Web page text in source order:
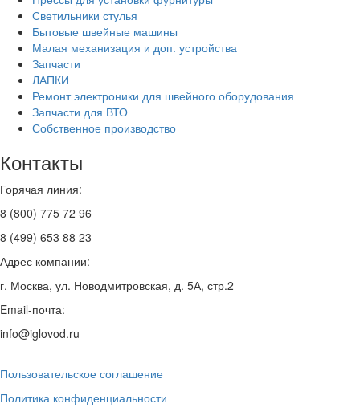
Светильники стулья
Бытовые швейные машины
Малая механизация и доп. устройства
Запчасти
ЛАПКИ
Ремонт электроники для швейного оборудования
Запчасти для ВТО
Собственное производство
Контакты
Горячая линия:
8 (800) 775 72 96
8 (499) 653 88 23
Адрес компании:
г. Москва, ул. Новодмитровская, д. 5А, стр.2
Email-почта:
info@iglovod.ru
Пользовательское соглашение
Политика конфиденциальности